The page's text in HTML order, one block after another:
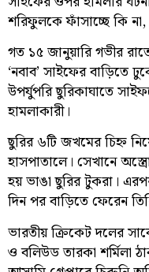
শরিফুলকে ফাঁসাচ্ছে কি না,
গত ১৫ জানুয়ারি গভীর
‘নবাব’ সাইফের বাড়িতে
উপর্যুপরি ছুরিকাঘাতে
হামলাকারী।
ছুরির ৬টি জখমের চিহ্ন
হাসপাতালে। সেখানে
হয় ভাঙা ছুরির টুকরা।
দিন পর বাড়িতে ফেরেন
ভারতীয় ক্রিকেট দলের
ও বলিউড তারকা শর্মিলা